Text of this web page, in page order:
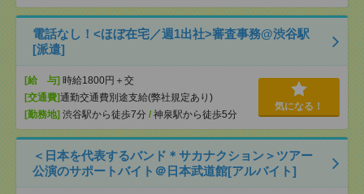
電話なし！<ほぼ在宅／週1出社>審査事務@渋谷駅
[派遣]
[給 与] 時給1800円＋交
[交通費]通勤交通費別途支給(弊社規定あり)
[勤務地] 渋谷駅から徒歩7分 / 神泉駅から徒歩5分
気になる！
＜日本を代表するバンド＊サカナクション＞ツアー
公演のサポートバイト＠日本武道館[アルバイト]